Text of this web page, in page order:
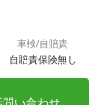
車検/自賠責
自賠責保険無し